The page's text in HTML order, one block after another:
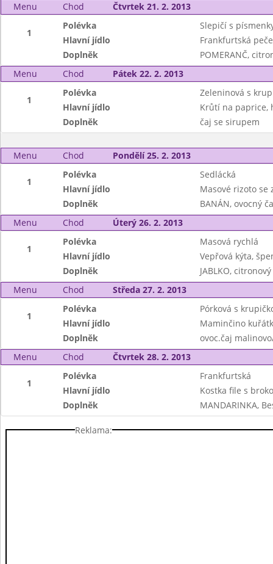
Menu
Chod Čtvrtek 21. 2. 2013
1
Polévka
Slepičí s
Hlavní jídlo
Frankfurtská
Doplněk
POMERANČ,
Menu
Chod Pátek 22. 2. 2013
1
Polévka
Zeleninová s
Hlavní jídlo
Krůtí na paprice,
Doplněk
čaj se sirupem
Menu Chod Pondělí 25. 2. 2013
1
Polévka
Sedlácká
Hlavní jídlo
Masové rizoto se
Doplněk
BANÁN, ovocný
Menu
Chod Úterý 26. 2. 2013
1
Polévka
Masová rychlá
Hlavní jídlo
Vepřová kýta,
Doplněk
JABLKO,
Menu
Chod Středa 27. 2. 2013
1
Polévka
Pórková s
Hlavní jídlo
Maminčino
Doplněk
ovoc.čaj
Menu
Chod Čtvrtek 28. 2. 2013
1
Polévka
Frankfurtská
Hlavní jídlo
Kostka file s
Doplněk
MANDARINKA,
Reklama: